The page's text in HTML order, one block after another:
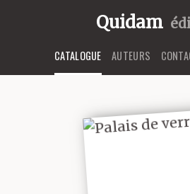
Quidam
CATALOGUE AUTEURS